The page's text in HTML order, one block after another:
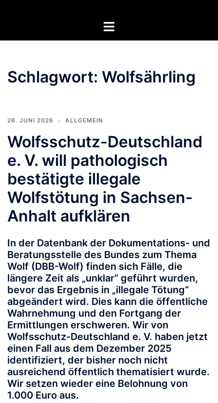
Menü
Schlagwort: Wolfsährling
26. JUNI 2026 ALLGEMEIN
Wolfsschutz-Deutschland
e. V. will pathologisch
bestätigte illegale
Wolfstötung in Sachsen-
Anhalt aufklären
In der Datenbank der Dokumentations- und
Beratungsstelle des Bundes zum Thema
Wolf (DBB-Wolf) finden sich Fälle, die
längere Zeit als „unklar“ geführt wurden,
bevor das Ergebnis in „illegale Tötung“
abgeändert wird. Dies kann die öffentliche
Wahrnehmung und den Fortgang der
Ermittlungen erschweren. Wir von
Wolfsschutz-Deutschland e. V. haben jetzt
einen Fall aus dem Dezember 2025
identifiziert, der bisher noch nicht
ausreichend öffentlich thematisiert wurde.
Wir setzen wieder eine Belohnung von
1.000 Euro aus.